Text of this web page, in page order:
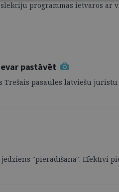
programmas ietvaros
pastāvēt
pasaules latviešu
"pierādīšana". Efektīvi